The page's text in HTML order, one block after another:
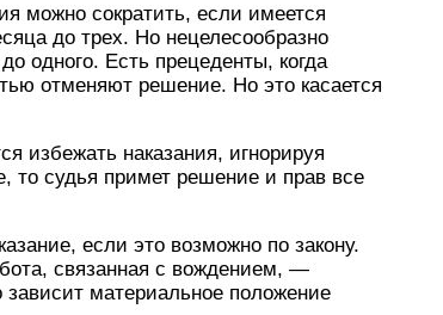
можно сократить, если имеется
до трех. Но нецелесообразно
одного. Есть прецеденты, когда
отменяют решение. Но это касается
избежать наказания, игнорируя
то судья примет решение и прав все
если это возможно по закону.
связанная с вождением, —
материальное положение